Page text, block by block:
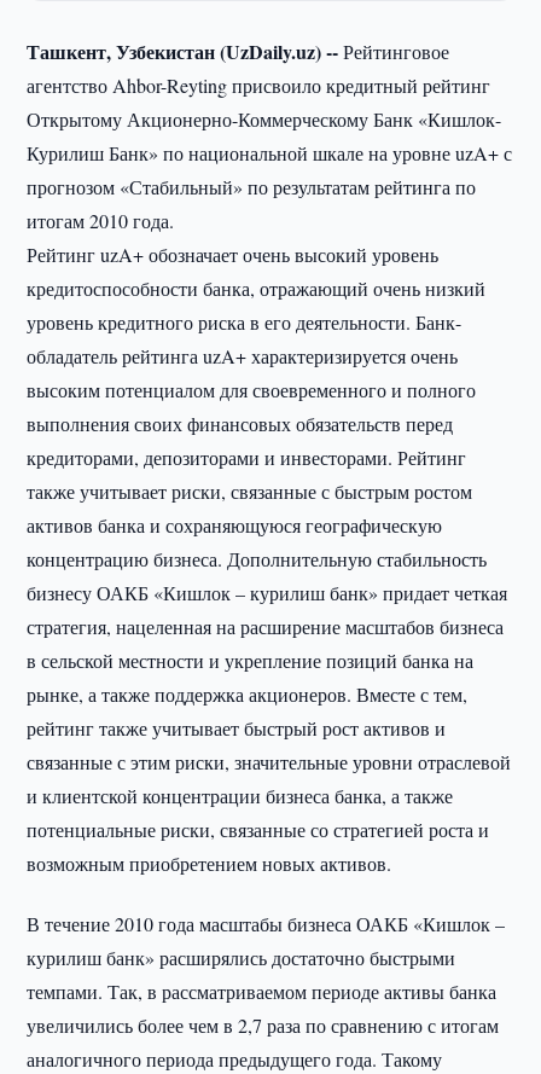
Ташкент, Узбекистан (UzDaily.uz) --Рейтинговое
агентство Ahbor-Reyting присвоило кредитный рейтинг
Открытому Акционерно-Коммерческому Банк «Кишлок-
Курилиш Банк» по национальной шкале на уровне uzA+ с
прогнозом «Стабильный» по результатам рейтинга по
итогам 2010 года.
Рейтинг uzA+ обозначает очень высокий уровень
кредитоспособности банка, отражающий очень низкий
уровень кредитного риска в его деятельности. Банк-
обладатель рейтинга uzA+ характеризируется очень
высоким потенциалом для своевременного и полного
выполнения своих финансовых обязательств перед
кредиторами, депозиторами и инвесторами. Рейтинг
также учитывает риски, связанные с быстрым ростом
активов банка и сохраняющуюся географическую
концентрацию бизнеса. Дополнительную стабильность
бизнесу ОАКБ «Кишлок – курилиш банк» придает четкая
стратегия, нацеленная на расширение масштабов бизнеса
в сельской местности и укрепление позиций банка на
рынке, а также поддержка акционеров. Вместе с тем,
рейтинг также учитывает быстрый рост активов и
связанные с этим риски, значительные уровни отраслевой
и клиентской концентрации бизнеса банка, а также
потенциальные риски, связанные со стратегией роста и
возможным приобретением новых активов.
В течение 2010 года масштабы бизнеса ОАКБ «Кишлок –
курилиш банк» расширялись достаточно быстрыми
темпами. Так, в рассматриваемом периоде активы банка
увеличились более чем в 2,7 раза по сравнению с итогам
аналогичного периода предыдущего года. Такому